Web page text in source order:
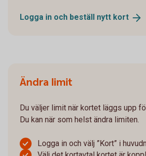
Logga in och beställ nytt kort
Ändra limit
Du väljer limit när kortet läggs upp
Du kan när som helst ändra limiten.
Logga in och välj ”Kort” i